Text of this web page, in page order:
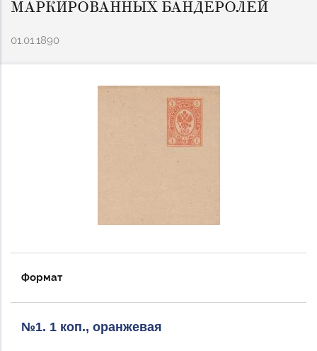
МАРКИРОВАННЫХ БАНДЕРОЛЕЙ
01.01.1890
Формат
№1. 1 коп., оранжевая